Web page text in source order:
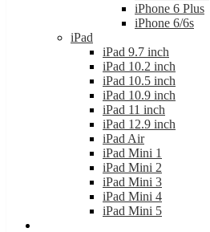
iPhone 6 Plus
iPhone 6/6s
iPad
iPad 9.7 inch
iPad 10.2 inch
iPad 10.5 inch
iPad 10.9 inch
iPad 11 inch
iPad 12.9 inch
iPad Air
iPad Mini 1
iPad Mini 2
iPad Mini 3
iPad Mini 4
iPad Mini 5